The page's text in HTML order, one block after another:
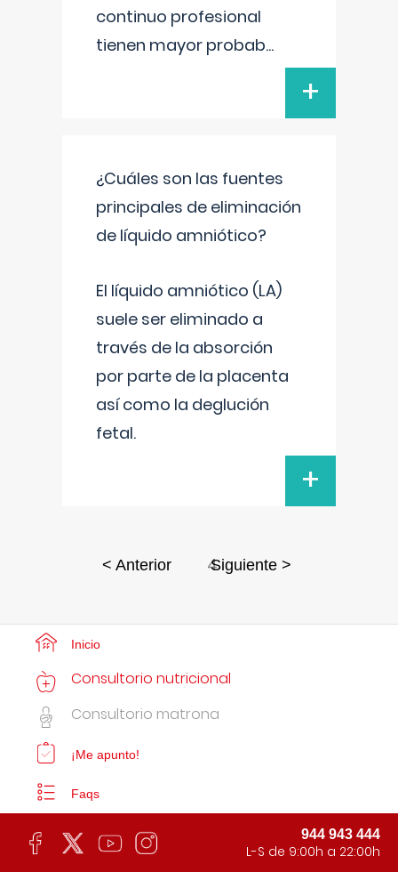
continuo profesional
tienen mayor probab...
+
¿Cuáles son las fuentes
principales de eliminación
de líquido amniótico?
El líquido amniótico (LA)
suele ser eliminado a
través de la absorción
por parte de la placenta
así como la deglución
fetal.
+
< Anterior 4
Siguiente >
Inicio
Consultorio nutricional
Consultorio matrona
¡Me apunto!
Faqs
944 943 444
L-S de 9:00h a 22:00h